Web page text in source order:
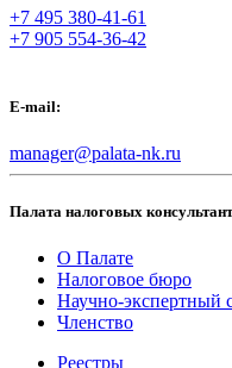
+7 495 380-41-61
+7 905 554-36-42
E-mail:
manager@palata-nk.ru
Палата налоговых
О Палате
Налоговое бюро
Научно-экспертный
Членство
Реестры